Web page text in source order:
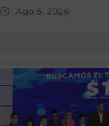
Ago 5, 2026